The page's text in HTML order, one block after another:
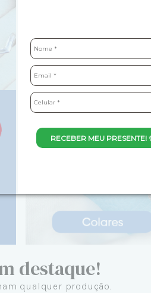
RECEBER MEU PRESENTE!
destaque!
qualquer produção.